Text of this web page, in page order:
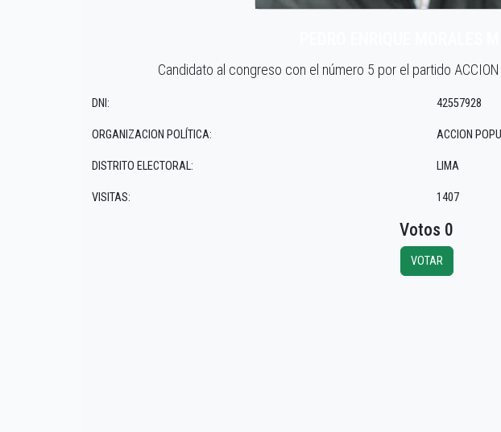
Candidato al congreso con el número 5 por el partido
DNI:
ORGANIZACION POLÍTICA:
DISTRITO ELECTORAL:
VISITAS:
42557928
ACCION
LIMA
1407
Votos 0
VOTAR